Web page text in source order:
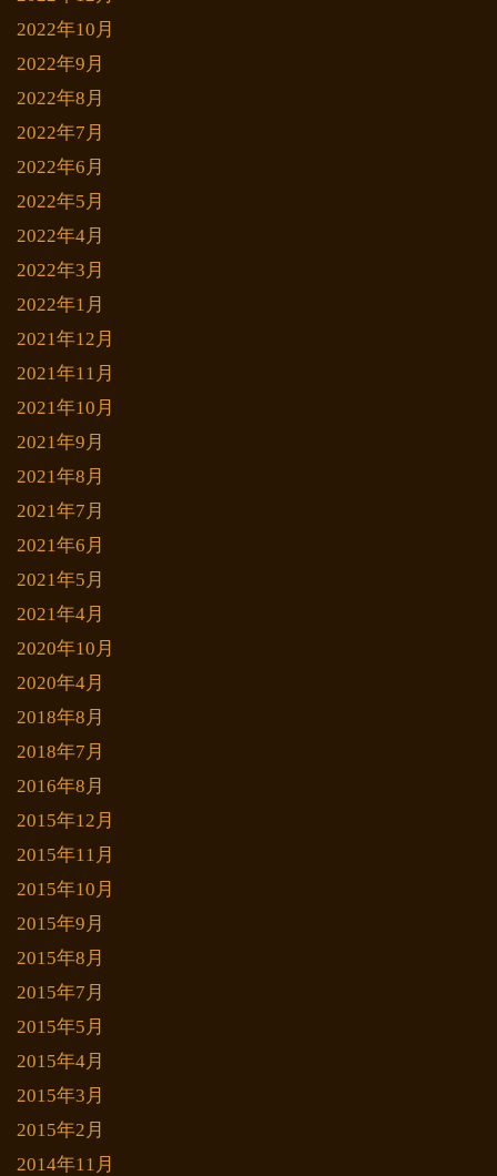
2022年10月
2022年9月
2022年8月
2022年7月
2022年6月
2022年5月
2022年4月
2022年3月
2022年1月
2021年12月
2021年11月
2021年10月
2021年9月
2021年8月
2021年7月
2021年6月
2021年5月
2021年4月
2020年10月
2020年4月
2018年8月
2018年7月
2016年8月
2015年12月
2015年11月
2015年10月
2015年9月
2015年8月
2015年7月
2015年5月
2015年4月
2015年3月
2015年2月
2014年11月